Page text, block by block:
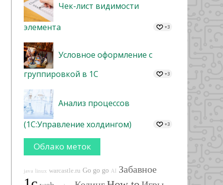
Чек-лист видимости
элемента
+3
Условное оформление с
группировкой в 1С
+3
Анализ процессов
(1С:Управление холдингом)
+3
Облако меток
java linux warcastle.ru Go go go AI Забавное